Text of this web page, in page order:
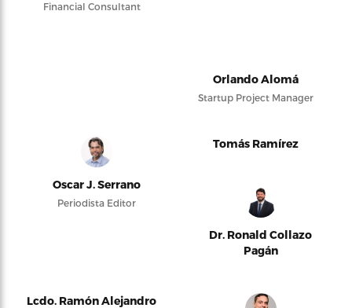
Financial Consultant
Orlando Alomá
Startup Project Manager
Oscar J. Serrano
Periodista Editor
Tomás Ramírez
Dr. Ronald Collazo
Pagán
Lcdo. Ramón Alejandro